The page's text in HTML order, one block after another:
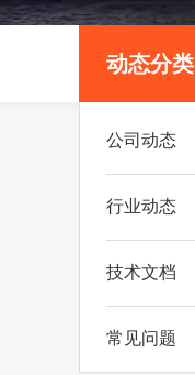
动态分类
公司动态
行业动态
技术文档
常见问题